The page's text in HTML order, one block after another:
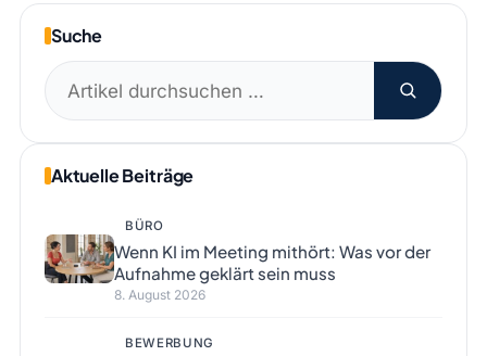
Suche
Suchen
nach:
Aktuelle Beiträge
BÜRO
Wenn KI im Meeting mithört: Was vor der
Aufnahme geklärt sein muss
8. August 2026
BEWERBUNG